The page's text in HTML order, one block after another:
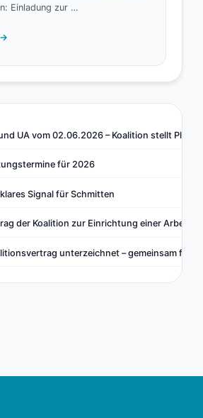
UA vom 02.06.2026 – Koalition stellt Pläne
für 2026
Signal für Schmitten
der Koalition zur Einrichtung einer
unterzeichnet – gemeinsam für
Einladung zur …